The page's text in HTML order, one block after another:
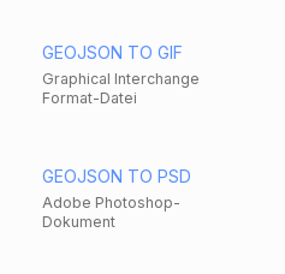
GEOJSON TO GIF
Graphical Interchange
Format-Datei
GEOJSON TO PSD
Adobe Photoshop-
Dokument